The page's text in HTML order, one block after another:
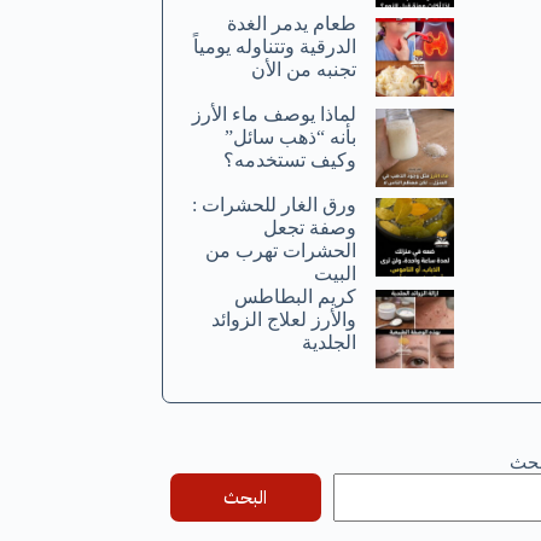
طعام يدمر الغدة
الدرقية وتتناوله يومياً
تجنبه من الأن
لماذا يوصف ماء الأرز
بأنه “ذهب سائل”
وكيف تستخدمه؟
ورق الغار للحشرات :
وصفة تجعل
الحشرات تهرب من
البيت
كريم البطاطس
والأرز لعلاج الزوائد
الجلدية
البحث